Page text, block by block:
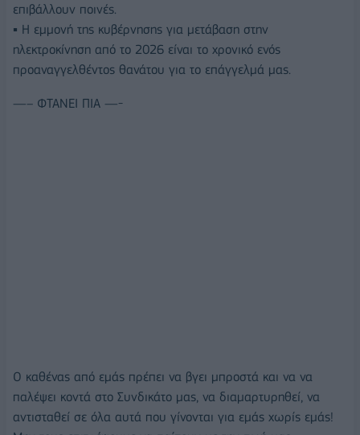
επιβάλλουν ποινές.
▪ Η εμμονή της κυβέρνησης για μετάβαση στην
ηλεκτροκίνηση από το 2026 είναι το χρονικό ενός
προαναγγελθέντος θανάτου για το επάγγελμά μας.
—– ΦΤΑΝΕΙ ΠΙΑ —-
Ο καθένας από εμάς πρέπει να βγει μπροστά και να να
παλέψει κοντά στο Συνδικάτο μας, να διαμαρτυρηθεί, να
αντισταθεί σε όλα αυτά που γίνονται για εμάς χωρίς εμάς!